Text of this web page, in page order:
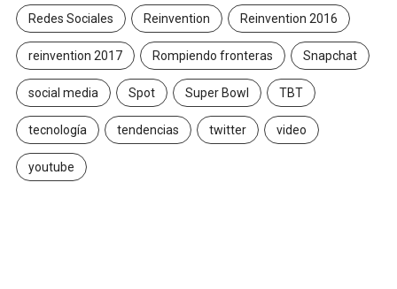
Redes Sociales Reinvention Reinvention 2016
reinvention 2017 Rompiendo fronteras Snapchat
social media Spot Super Bowl TBT
tecnología tendencias twitter video
youtube